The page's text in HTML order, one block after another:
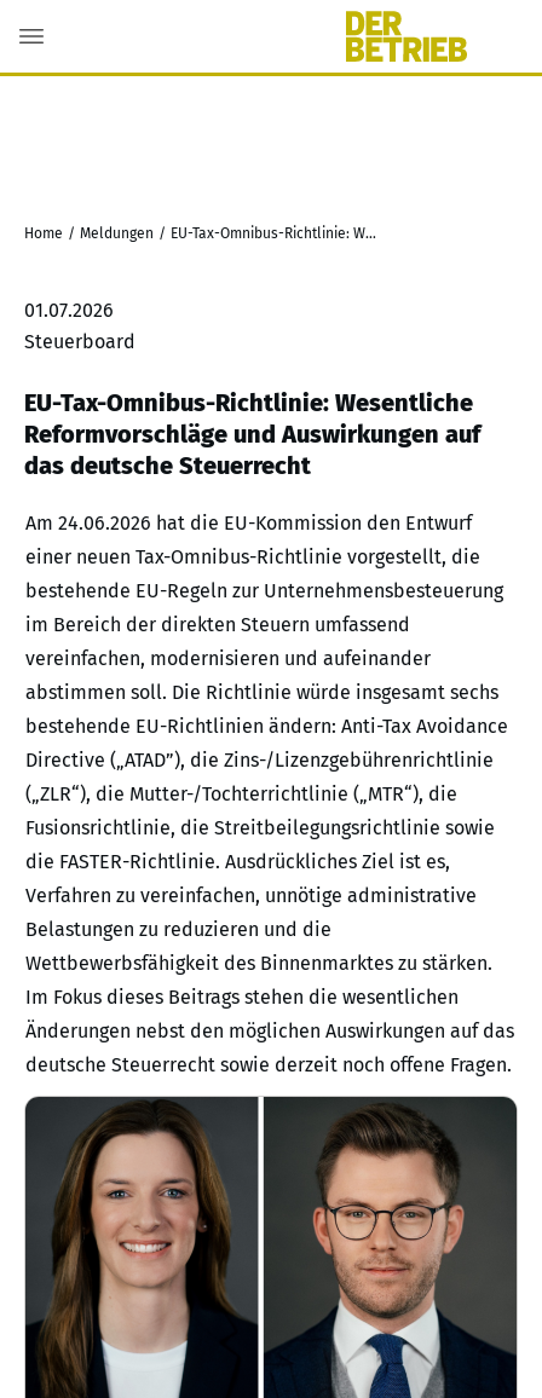
Home / Meldungen / EU-Tax-Omnibus-Richtlinie: Wesentliche Reformvorschläge und Auswirkungen auf das deutsche Steuerrecht
01.07.2026
Steuerboard
EU-Tax-Omnibus-Richtlinie: Wesentliche
Reformvorschläge und Auswirkungen auf
das deutsche Steuerrecht
Am 24.06.2026 hat die EU-Kommission den Entwurf
einer neuen Tax-Omnibus-Richtlinie vorgestellt, die
bestehende EU-Regeln zur Unternehmensbesteuerung
im Bereich der direkten Steuern umfassend
vereinfachen, modernisieren und aufeinander
abstimmen soll. Die Richtlinie würde insgesamt sechs
bestehende EU-Richtlinien ändern: Anti-Tax Avoidance
Directive („ATAD”), die Zins-/Lizenzgebührenrichtlinie
(„ZLR“), die Mutter-/Tochterrichtlinie („MTR“), die
Fusionsrichtlinie, die Streitbeilegungsrichtlinie sowie
die FASTER-Richtlinie. Ausdrückliches Ziel ist es,
Verfahren zu vereinfachen, unnötige administrative
Belastungen zu reduzieren und die
Wettbewerbsfähigkeit des Binnenmarktes zu stärken.
Im Fokus dieses Beitrags stehen die wesentlichen
Änderungen nebst den möglichen Auswirkungen auf das
deutsche Steuerrecht sowie derzeit noch offene Fragen.